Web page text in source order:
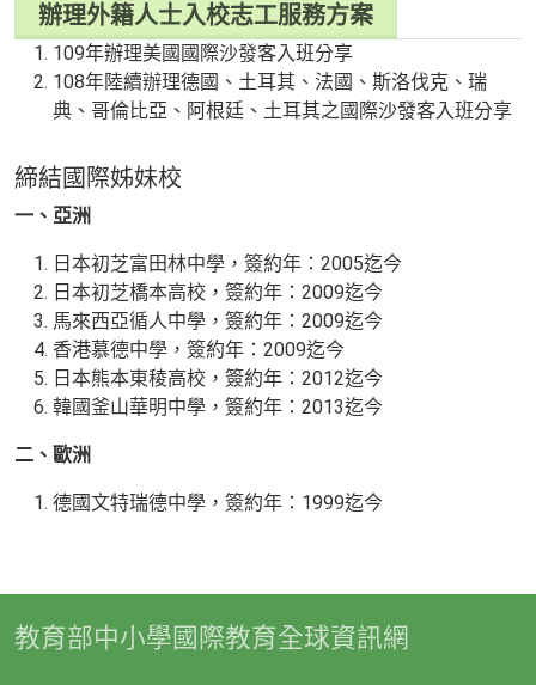
辦理外籍人士入校志工服務方案
109年辦理美國國際沙發客入班分享
108年陸續辦理德國、土耳其、法國、斯洛伐克、瑞
典、哥倫比亞、阿根廷、土耳其之國際沙發客入班分享
締結國際姊妹校
一、亞洲
日本初芝富田林中學，簽約年：2005迄今
日本初芝橋本高校，簽約年：2009迄今
馬來西亞循人中學，簽約年：2009迄今
香港慕德中學，簽約年：2009迄今
日本熊本東稜高校，簽約年：2012迄今
韓國釜山華明中學，簽約年：2013迄今
二、歐洲
德國文特瑞德中學，簽約年：1999迄今
教育部中小學國際教育全球資訊網